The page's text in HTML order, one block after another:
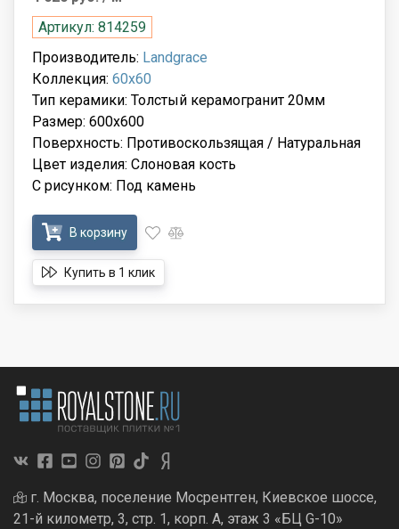
Артикул: 814259
Производитель: Landgrace
Коллекция: 60x60
Тип керамики: Толстый керамогранит 20мм
Размер: 600x600
Поверхность: Противоскользящая / Натуральная
Цвет изделия: Слоновая кость
С рисунком: Под камень
В корзину
Купить в 1 клик
г. Москва, поселение Мосрентген, Киевское шоссе,
21-й километр, 3, стр. 1, корп. А, этаж 3 «БЦ G-10»